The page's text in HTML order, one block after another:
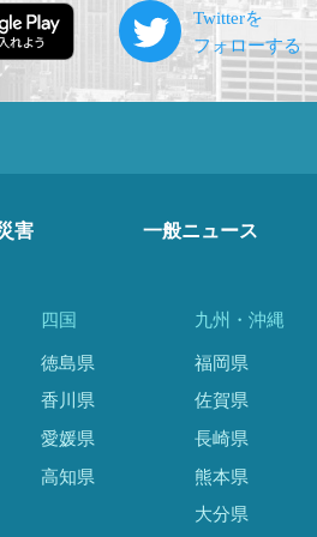
害 一般ニュース
四国
徳島県
香川県
愛媛県
高知県
九州・沖縄
福岡県
佐賀県
長崎県
熊本県
大分県